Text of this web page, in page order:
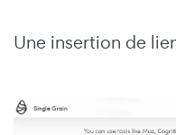
Une insertion de